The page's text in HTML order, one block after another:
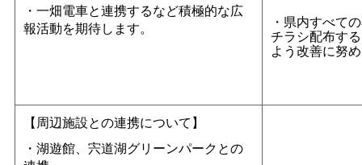
・一畑電車と連携するなど積極的な広
報活動を期待します。
・県内すべて
チラシ配布す
よう改善に努
【周辺施設との連携について】
・湖遊館、宍道湖グリーンパークとの